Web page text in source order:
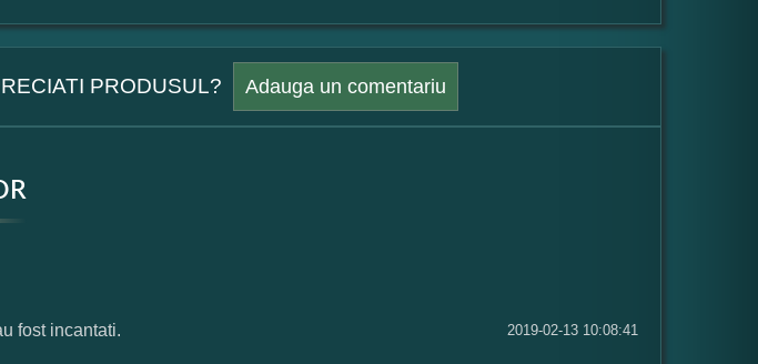
PRODUSUL? Adauga un comentariu
fost incantati. 2019-02-13 10:08:41